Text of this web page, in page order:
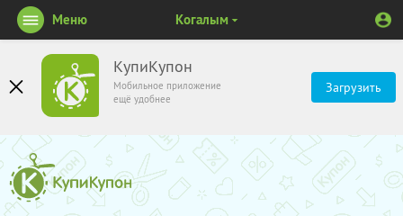
КупиКупон
Мобильное приложение
ещё удобнее
Загрузить
Меню Когалым